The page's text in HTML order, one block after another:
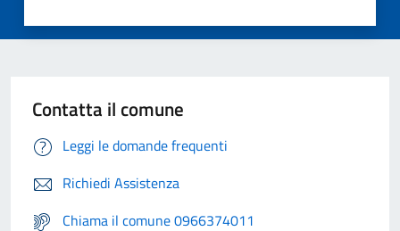
Contatta il comune
Leggi le domande frequenti
Richiedi Assistenza
Chiama il comune 0966374011